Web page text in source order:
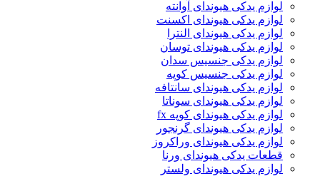
لوازم یدکی هیوندای آوانته
لوازم یدکی هیوندای اکسنت
لوازم یدکی هیوندای النترا
لوازم یدکی هیوندای توسان
لوازم یدکی جنسیس سدان
لوازم یدکی جنسیس کوپه
لوازم یدکی هیوندای سانتافه
لوازم یدکی هیوندای سوناتا
لوازم یدکی هیوندای کوپه fx
لوازم یدکی هیوندای گرنجور
لوازم یدکی هیوندای وراکروز
قطعات یدکی هیوندای ورنا
لوازم یدکی هیوندای ولستر